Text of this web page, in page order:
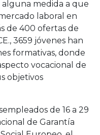
medida a que
laboral en
de 400 ofertas de
3659 jóvenes han
formativas, donde
vocacional de
objetivos
de 16 a 29
de Garantía